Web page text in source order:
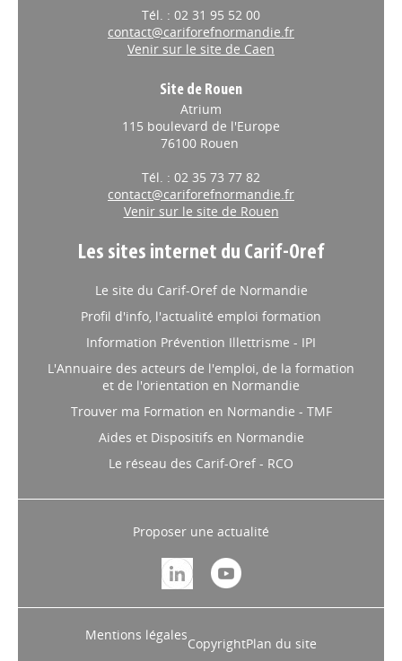
Tél. : 02 31 95 52 00
contact@cariforefnormandie.fr
Venir sur le site de Caen
Site de Rouen
Atrium
115 boulevard de l'Europe
76100 Rouen
Tél. : 02 35 73 77 82
contact@cariforefnormandie.fr
Venir sur le site de Rouen
Les sites internet du Carif-Oref
Le site du Carif-Oref de Normandie
Profil d'info, l'actualité emploi formation
Information Prévention Illettrisme - IPI
L'Annuaire des acteurs de l'emploi, de la formation
et de l'orientation en Normandie
Trouver ma Formation en Normandie - TMF
Aides et Dispositifs en Normandie
Le réseau des Carif-Oref - RCO
Proposer une actualité
Mentions légales
CopyrightPlan du site